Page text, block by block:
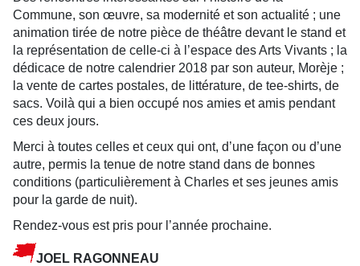
Commune, son œuvre, sa modernité et son actualité ; une
animation tirée de notre pièce de théâtre devant le stand et
la représentation de celle-ci à l’espace des Arts Vivants ; la
dédicace de notre calendrier 2018 par son auteur, Morèje ;
la vente de cartes postales, de littérature, de tee-shirts, de
sacs. Voilà qui a bien occupé nos amies et amis pendant
ces deux jours.
Merci à toutes celles et ceux qui ont, d’une façon ou d’une
autre, permis la tenue de notre stand dans de bonnes
conditions (particulièrement à Charles et ses jeunes amis
pour la garde de nuit).
Rendez-vous est pris pour l’année prochaine.
JOEL RAGONNEAU